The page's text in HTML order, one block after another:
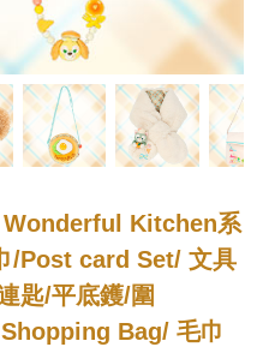
Kitchen系
/Post card Set/ 文具
匙/平底鑊/圍
Bag/ 毛巾